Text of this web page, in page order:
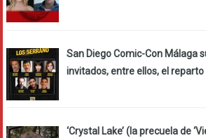
San Diego Comic-Con Málaga
invitados, entre ellos, el reparto
‘Crystal Lake’ (la precuela de